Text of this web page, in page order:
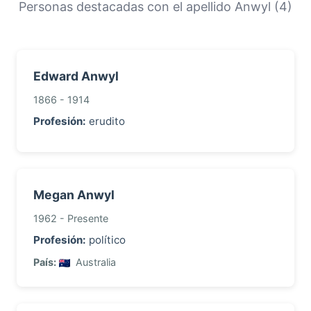
Personas destacadas con el apellido Anwyl (4)
Edward Anwyl
1866 - 1914
Profesión: erudito
Megan Anwyl
1962 - Presente
Profesión: político
País: Australia